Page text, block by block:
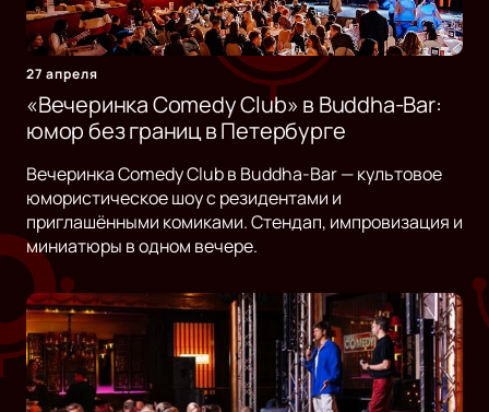
27 апреля
«Вечеринка Comedy Club» в Buddha-Bar:
юмор без границ в Петербурге
Вечеринка Comedy Club в Buddha-Bar — культовое
юмористическое шоу с резидентами и
приглашёнными комиками. Стендап, импровизация и
миниатюры в одном вечере.